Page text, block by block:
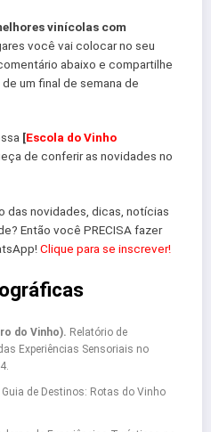
vinícolas com
você vai colocar no seu
abaixo e compartilhe
um final de semana de
[Escola do Vinho
de conferir as novidades no
das novidades, dicas, notícias
Então você PRECISA fazer
Clique para se inscrever!
do Vinho). Relatório de
Experiências Sensoriais no
Guia de Destinos: Rotas do Vinho